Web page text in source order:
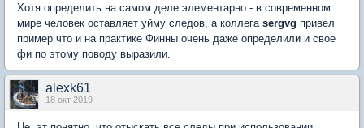
Хотя определить на самом деле элементарно - в современном
мире человек оставляет уйму следов, а коллега sergvg привел
пример что и на практике Финны очень даже определили и свое
фи по этому поводу выразили.
alexk61
18 окт 2019